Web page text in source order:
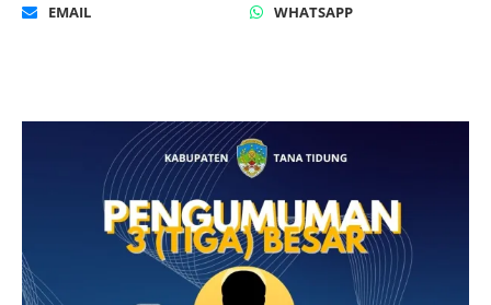
EMAIL
WHATSAPP